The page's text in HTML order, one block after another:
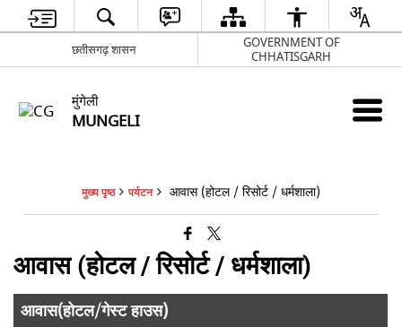
छतीसगढ़ शासन
GOVERNMENT OF
CHHATISGARH
मुंगेली
MUNGELI
मुख्य पृष्ठ पर्यटन आवास (होटल / रिसोर्ट / धर्मशाला)
आवास (होटल / रिसोर्ट / धर्मशाला)
आवास(होटल/गेस्ट हाउस)